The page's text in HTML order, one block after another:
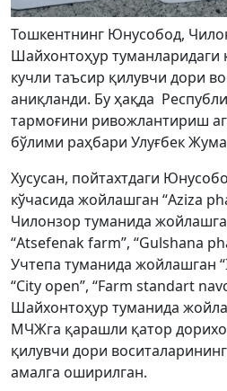
Тошкентнинг Юнусобод,
Шайхонтоҳур туманларидаги
кучли таъсир қилувчи дори
аниқланди. Бу ҳақда
тармоғини ривожлантириш
бўлими раҳбари Улуғбек
Хусусан, пойтахтдаги
кўчасида жойлашган “Aziza
Чилонзор туманида
“Atsefenak farm”, “Gulshana
Учтепа туманида жойлашган
“City open”, “Farm standart
Шайхонтоҳур туманида
МЧЖга қарашли қатор
қилувчи дори
амалга оширилган.